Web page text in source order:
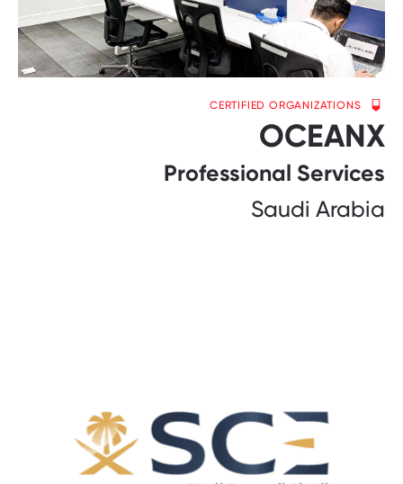
CERTIFIED ORGANIZATIONS
OCEANX
Professional Services
Saudi Arabia